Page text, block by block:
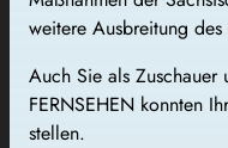
weitere Ausbreitung
Auch Sie als Zuschauer
FERNSEHEN konnten
stellen.